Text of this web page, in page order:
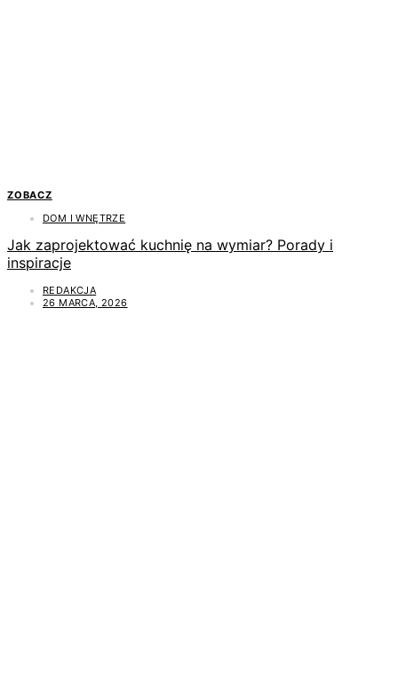
ZOBACZ
DOM I WNĘTRZE
Jak zaprojektować kuchnię na wymiar? Porady i
inspiracje
REDAKCJA
26 MARCA, 2026